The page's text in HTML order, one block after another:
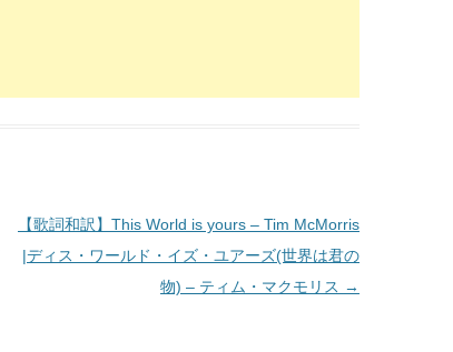
【歌詞和訳】This World is yours – Tim McMorris
|ディス・ワールド・イズ・ユアーズ(世界は君の
物) – ティム・マクモリス →